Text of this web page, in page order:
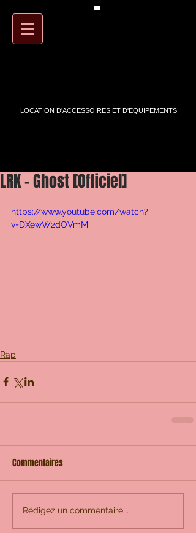
LOCATION D'ACCESSOIRES ET D'EQUIPEMENTS
LRK - Ghost [Officiel]
https://www.youtube.com/watch?
v=DXewW2dOVmM
Rap
Commentaires
Rédigez un commentaire...